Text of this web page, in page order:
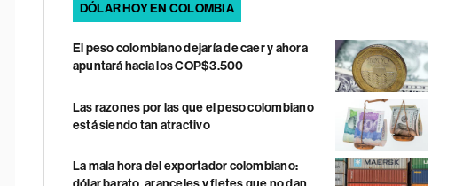
DÓLAR HOY EN COLOMBIA
El peso colombiano dejaría de caer y ahora
apuntará hacia los COP$3.500
Las razones por las que el peso colombiano
está siendo tan atractivo
La mala hora del exportador colombiano: